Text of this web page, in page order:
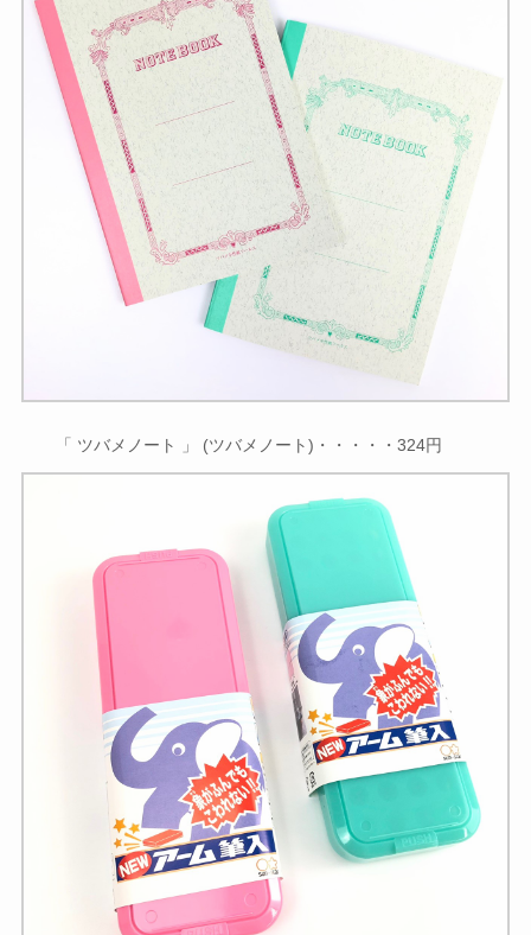
「 ツバメノート 」 (ツバメノート)・・・・・324円